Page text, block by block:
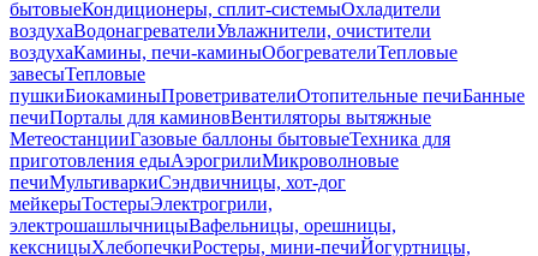
бытовыеКондиционеры, сплит-системыОхладители
воздухаВодонагревателиУвлажнители, очистители
воздухаКамины, печи-каминыОбогревателиТепловые
завесыТепловые
пушкиБиокаминыПроветривателиОтопительные печиБанные
печиПорталы для каминовВентиляторы вытяжные
МетеостанцииГазовые баллоны бытовыеТехника для
приготовления едыАэрогрилиМикроволновые
печиМультиваркиСэндвичницы, хот-дог
мейкерыТостерыЭлектрогрили,
электрошашлычницыВафельницы, орешницы,
кексницыХлебопечкиРостеры, мини-печиЙогуртницы,